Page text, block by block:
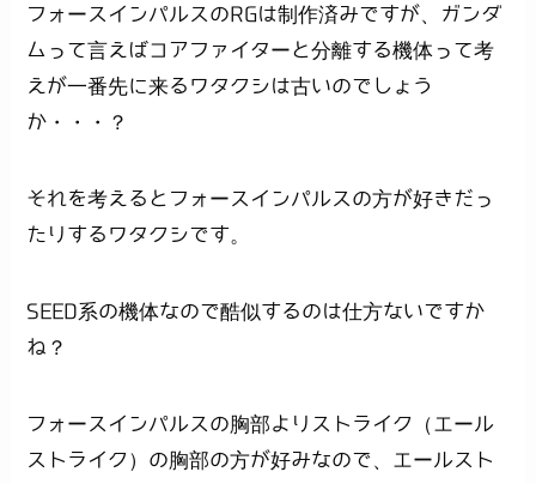
フォースインパルスのRGは制作済みですが、ガンダ
ムって言えばコアファイターと分離する機体って考
えが一番先に来るワタクシは古いのでしょう
か・・・？
それを考えるとフォースインパルスの方が好きだっ
たりするワタクシです。
SEED系の機体なので酷似するのは仕方ないですか
ね？
フォースインパルスの胸部よりストライク（エール
ストライク）の胸部の方が好みなので、エールスト